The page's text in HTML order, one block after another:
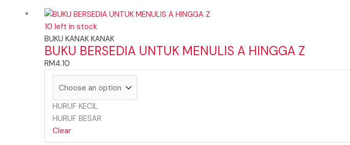
10 left in stock
BUKU KANAK KANAK
BUKU BERSEDIA UNTUK MENULIS A HINGGA Z
RM4.10
HURUF KECIL
HURUF BESAR
Clear